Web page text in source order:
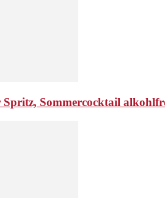
Sommercocktail